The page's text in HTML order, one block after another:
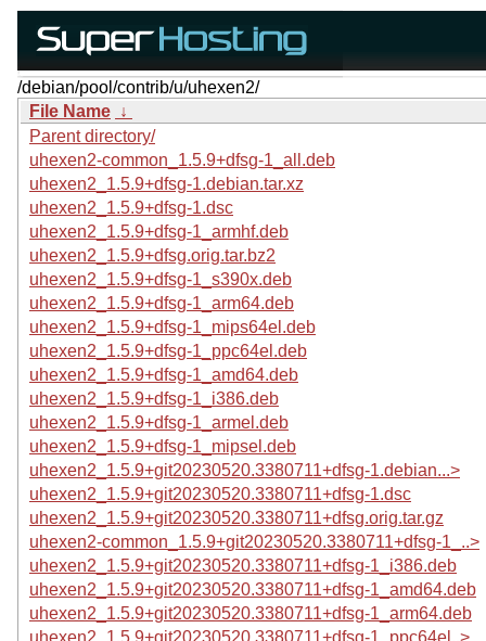
/debian/pool/contrib/u/uhexen2/
File Name ↓
Parent directory/
uhexen2-common_1.5.9+dfsg-1_all.deb
uhexen2_1.5.9+dfsg-1.debian.tar.xz
uhexen2_1.5.9+dfsg-1.dsc
uhexen2_1.5.9+dfsg-1_armhf.deb
uhexen2_1.5.9+dfsg.orig.tar.bz2
uhexen2_1.5.9+dfsg-1_s390x.deb
uhexen2_1.5.9+dfsg-1_arm64.deb
uhexen2_1.5.9+dfsg-1_mips64el.deb
uhexen2_1.5.9+dfsg-1_ppc64el.deb
uhexen2_1.5.9+dfsg-1_amd64.deb
uhexen2_1.5.9+dfsg-1_i386.deb
uhexen2_1.5.9+dfsg-1_armel.deb
uhexen2_1.5.9+dfsg-1_mipsel.deb
uhexen2_1.5.9+git20230520.3380711+dfsg-1.debian...>
uhexen2_1.5.9+git20230520.3380711+dfsg-1.dsc
uhexen2_1.5.9+git20230520.3380711+dfsg.orig.tar.gz
uhexen2-common_1.5.9+git20230520.3380711+dfsg-1_..>
uhexen2_1.5.9+git20230520.3380711+dfsg-1_i386.deb
uhexen2_1.5.9+git20230520.3380711+dfsg-1_amd64.deb
uhexen2_1.5.9+git20230520.3380711+dfsg-1_arm64.deb
uhexen2_1.5.9+git20230520.3380711+dfsg-1_ppc64el..>